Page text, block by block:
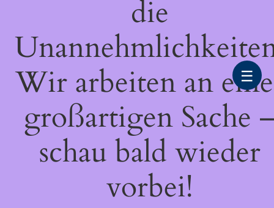
die
Wir arbeiten an
großartigen Sache
schau bald wieder
vorbei!
☰